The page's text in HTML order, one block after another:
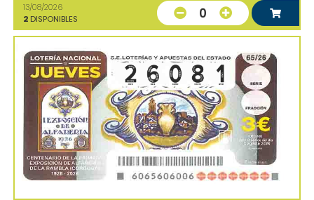
13/08/2026
2 DISPONIBLES 0